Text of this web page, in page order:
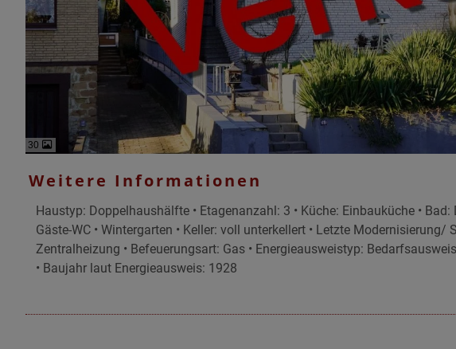
30
Weitere Informationen
Haustyp: Doppelhaushälfte • Etagenanzahl: 3 • Küche: Einbauküche •
Gäste-WC • Wintergarten • Keller: voll unterkellert • Letzte
Zentralheizung • Befeuerungsart: Gas • Energieausweistyp:
• Baujahr laut Energieausweis: 1928